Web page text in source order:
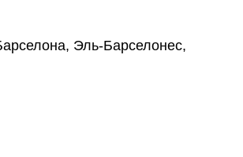
Эль-Барселонес,